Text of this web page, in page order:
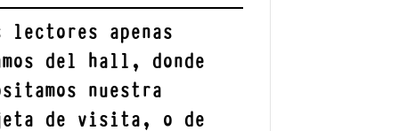
lectores apenas
del hall, donde
nuestra
de visita, o de